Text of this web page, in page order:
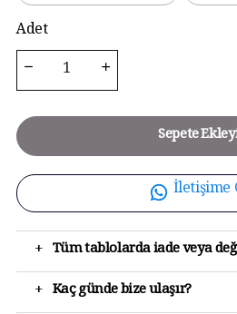
Adet
Sepete
İletişime
+ Tüm tablolarda iade veya
+ Kaç günde bize ulaşır?